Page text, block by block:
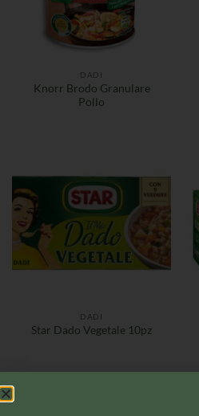
DADI
Knorr Brodo Granulare
Pollo
DADI
Star Dado Vegetale 10pz